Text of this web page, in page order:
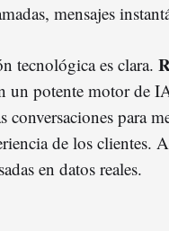
mensajes
tecnológica es clara.
un potente motor de
para
de los clientes.
en datos reales.